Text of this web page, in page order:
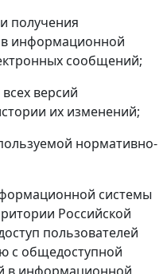
получения
информационной
сообщений;
версий
их изменений;
нормативно-
системы
Российской
пользователей
с общедоступной